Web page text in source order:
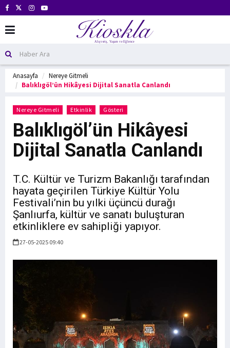
Anasayfa
Nereye Gitmeli
Balıklıgöl’ün Hikâyesi Dijital Sanatla Canlandı
Nereye Gitmeli Etkinlik Gösteri
Balıklıgöl’ün Hikâyesi
Dijital Sanatla Canlandı
T.C. Kültür ve Turizm Bakanlığı tarafından
hayata geçirilen Türkiye Kültür Yolu
Festivali’nin bu yılki üçüncü durağı
Şanlıurfa, kültür ve sanatı buluşturan
etkinliklere ev sahipliği yapıyor.
27-05-2025 09:40